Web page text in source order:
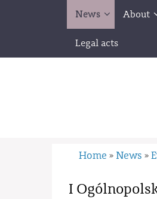
News About
Legal acts
Home » News »
I